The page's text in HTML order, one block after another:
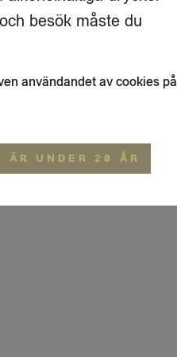
besök måste du
användandet av cookies på
ÄR UNDER 20 ÅR